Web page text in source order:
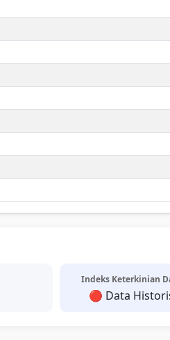
Indeks Keterkinian
🔴 Data